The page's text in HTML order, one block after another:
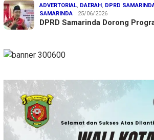
ADVERTORIAL, DAERAH, DPRD
SAMARINDA
25/06/2026
DPRD Samarinda Dorong